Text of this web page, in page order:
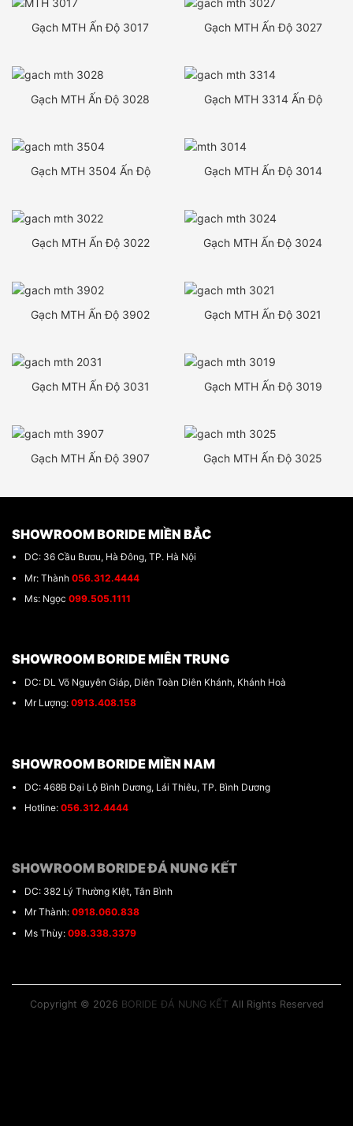
Gạch MTH Ấn Độ 3017 Gạch MTH Ấn Độ 3027
Gạch MTH Ấn Độ 3028 Gạch MTH 3314 Ấn Độ
Gạch MTH 3504 Ấn Độ Gạch MTH Ấn Độ 3014
Gạch MTH Ấn Độ 3022 Gạch MTH Ấn Độ 3024
Gạch MTH Ấn Độ 3902 Gạch MTH Ấn Độ 3021
Gạch MTH Ấn Độ 3031 Gạch MTH Ấn Độ 3019
Gạch MTH Ấn Độ 3907 Gạch MTH Ấn Độ 3025
SHOWROOM BORIDE MIỀN BẮC
DC: 36 Cầu Bươu, Hà Đông, TP. Hà Nội
Mr: Thành 056.312.4444
Ms: Ngọc 099.505.1111
SHOWROOM BORIDE MIÊN TRUNG
DC: DL Võ Nguyên Giáp, Diên Toàn Diên Khánh, Khánh Hoà
Mr Lượng: 0913.408.158
SHOWROOM BORIDE MIỀN NAM
DC: 468B Đại Lộ Bình Dương, Lái Thiêu, TP. Bình Dương
Hotline: 056.312.4444
SHOWROOM BORIDE ĐÁ NUNG KẾT
DC: 382 Lý Thường KIệt, Tân Bình
Mr Thành: 0918.060.838
Ms Thùy: 098.338.3379
Copyright © 2026 BORIDE ĐÁ NUNG KẾT All Rights Reserved